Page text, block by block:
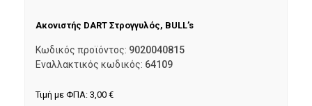
Ακονιστής DART Στρογγυλός, BULL’s
Κωδικός προϊόντος: 9020040815
Εναλλακτικός κωδικός: 64109
Τιμή με ΦΠΑ: 3,00 €